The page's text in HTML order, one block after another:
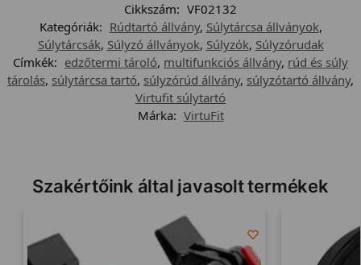
Cikkszám: VF02132
Kategóriák: Rúdtartó állvány, Súlytárcsa állványok,
Súlytárcsák, Súlyzó állványok, Súlyzók, Súlyzórudak
Címkék: edzőtermi tároló, multifunkciós állvány, rúd és súly
tárolás, súlytárcsa tartó, súlyzórúd állvány, súlyzótartó állvány,
Virtufit súlytartó
Márka: VirtuFit
Szakértőink által javasolt termékek